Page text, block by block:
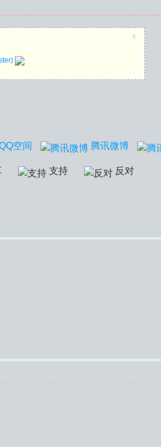
x
空间 腾讯微博
支持 反对